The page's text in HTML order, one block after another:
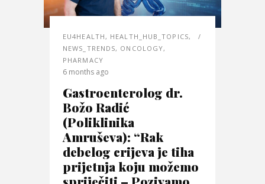
EU4HEALTH, HEALTH_HUB_TOPICS,
NEWS_TRENDS, ONCOLOGY,
PHARMACY
6 months ago
Gastroenterolog dr.
Božo Radić
(Poliklinika
Amruševa): “Rak
debelog crijeva je tiha
prijetnja koju možemo